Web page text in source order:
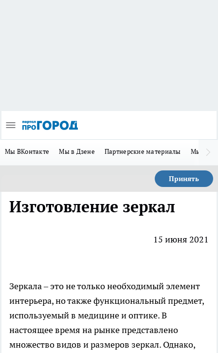
Мы ВКонтакте Мы в Дзене Партнерские материалы Мы в
Принять
Изготовление зеркал
15 июня 2021
Зеркала – это не только необходимый элемент
интерьера, но также функциональный предмет,
используемый в медицине и оптике. В
настоящее время на рынке представлено
множество видов и размеров зеркал. Однако,